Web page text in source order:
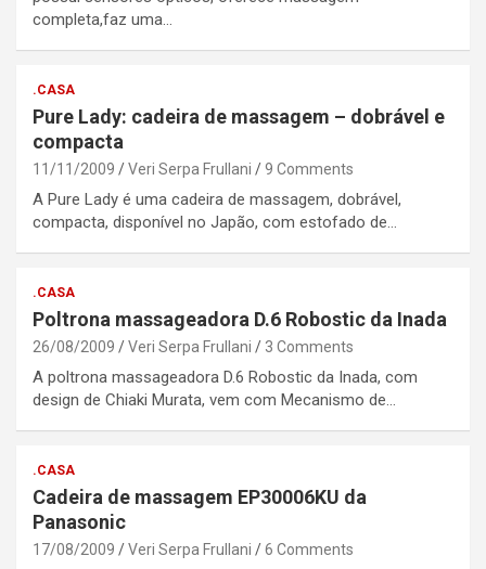
completa,faz uma…
.CASA
Pure Lady: cadeira de massagem – dobrável e
compacta
11/11/2009 Veri Serpa Frullani 9 Comments
A Pure Lady é uma cadeira de massagem, dobrável,
compacta, disponível no Japão, com estofado de…
.CASA
Poltrona massageadora D.6 Robostic da Inada
26/08/2009 Veri Serpa Frullani 3 Comments
A poltrona massageadora D.6 Robostic da Inada, com
design de Chiaki Murata, vem com Mecanismo de…
.CASA
Cadeira de massagem EP30006KU da
Panasonic
17/08/2009 Veri Serpa Frullani 6 Comments